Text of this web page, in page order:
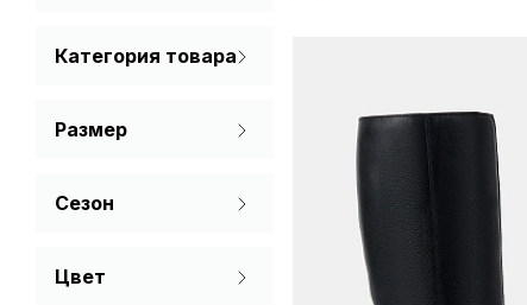
Капсула
Аутлет
Категория товара
Размер
37
Сезон
Зима
Цвет